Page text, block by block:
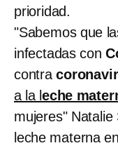
prioridad.
"Sabemos que
infectadas con
contra
a la l eche
mujeres" Natalie
leche materna